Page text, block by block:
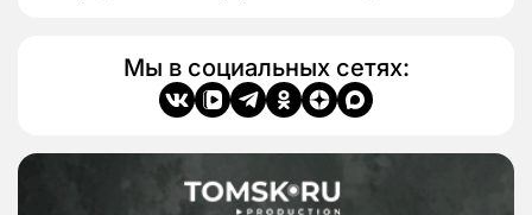
Мы в социальных сетях: